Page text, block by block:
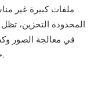
المحدودة التخزين،
في معالجة الصور
حيث تفوق بساطة فك التشفير حجم الملف.